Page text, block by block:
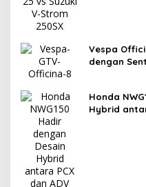
Vespa
dengan
Honda
Hybrid